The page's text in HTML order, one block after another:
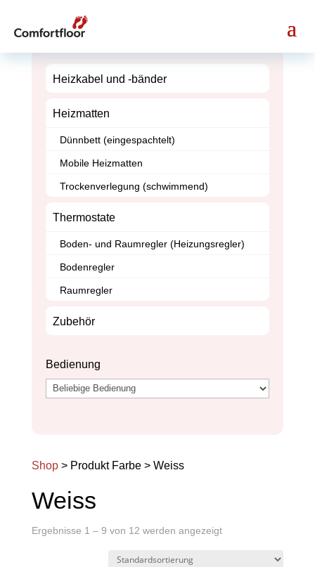
Shop> Produkt Farbe > Weiss
Weiss
Ergebnisse 1 – 9 von 12 werden angezeigt
Suche
Heizkabel und -bänder
Heizmatten
Dünnbett (eingespachtelt)
Mobile Heizmatten
Trockenverlegung (schwimmend)
Thermostate
Boden- und Raumregler (Heizungsregler)
Bodenregler
Raumregler
Zubehör
Bedienung